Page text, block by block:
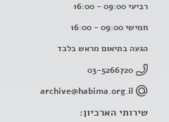
רביעי 09:00 - 16:00
חמישי 09:00 - 16:00
הגעה בתיאום מראש בלבד
03-5266720
archive@habima.org.il
שירותי הארכיון: